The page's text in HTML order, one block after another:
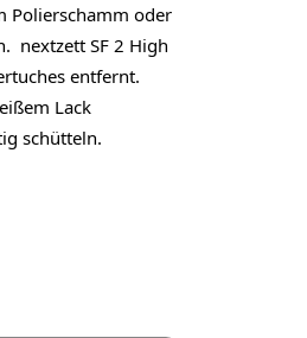
Polierschamm oder
nextzett SF 2 High
entfernt.
Lack
schütteln.